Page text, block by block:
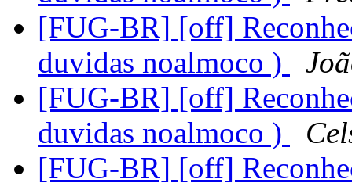
[FUG-BR] [off]
duvidas noalmoco )
[FUG-BR] [off]
duvidas noalmoco )
[FUG-BR] [off]